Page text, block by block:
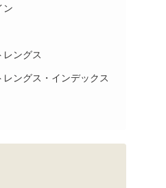
ン
レングス
レングス・インデックス